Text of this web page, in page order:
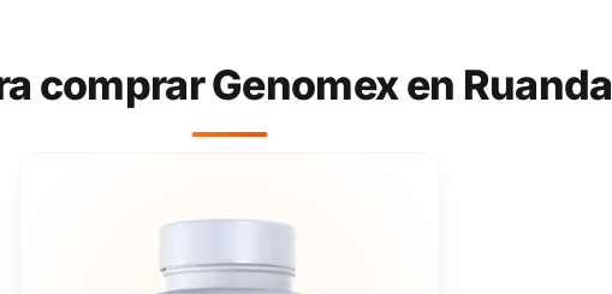
comprar Genomex en Ruanda